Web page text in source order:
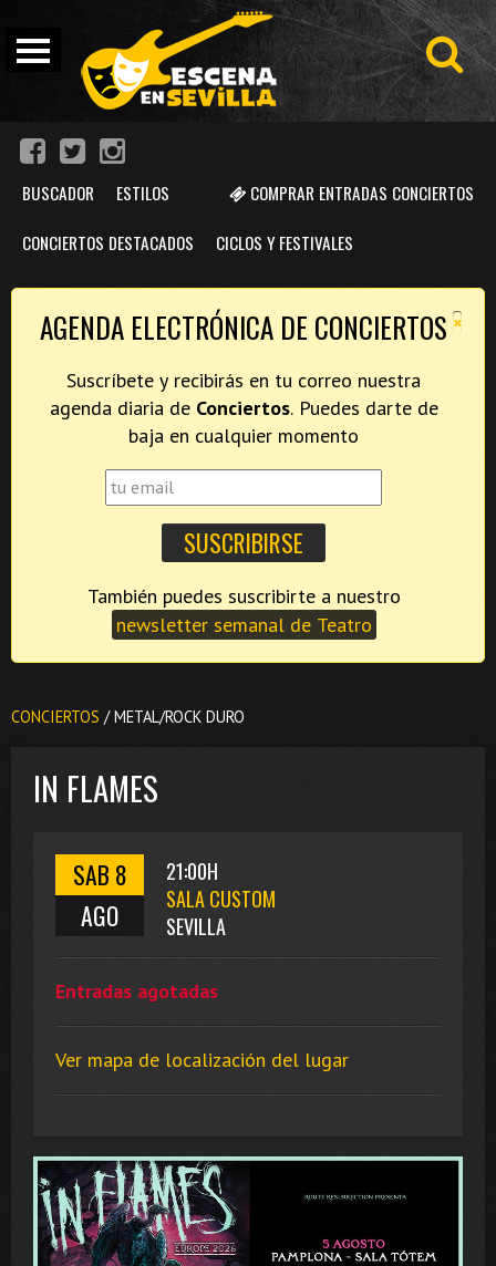
COMPRAR ENTRADAS CONCIERTOS
BUSCADOR ESTILOS
CONCIERTOS DESTACADOS CICLOS Y FESTIVALES
×
AGENDA ELECTRÓNICA DE CONCIERTOS
Suscríbete y recibirás en tu correo nuestra
agenda diaria de Conciertos. Puedes darte de
baja en cualquier momento
newsletter semanal de Teatro
CONCIERTOS / METAL/ROCK DURO
IN FLAMES
SAB 8
AGO
21:00H
SALA CUSTOM
SEVILLA
Entradas agotadas
Ver mapa de localización del lugar